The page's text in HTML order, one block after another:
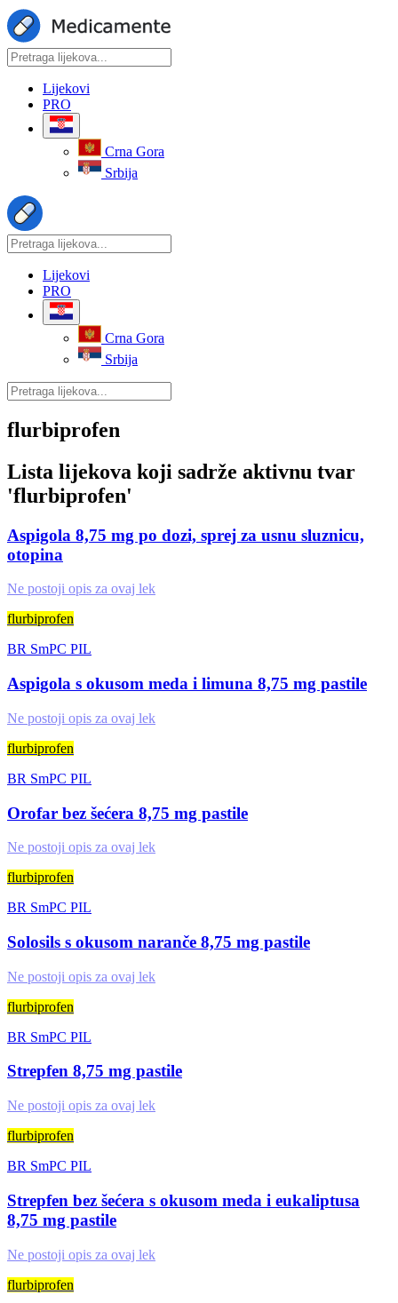
Lijekovi
PRO
Crna Gora
Srbija
Lijekovi
PRO
Crna Gora
Srbija
flurbiprofen
Lista lijekova koji sadrže aktivnu tvar
'flurbiprofen'
Aspigola 8,75 mg po dozi, sprej za usnu sluznicu,
otopina
Ne postoji opis za ovaj lek
flurbiprofen
BR SmPC PIL
Aspigola s okusom meda i limuna 8,75 mg pastile
Ne postoji opis za ovaj lek
flurbiprofen
BR SmPC PIL
Orofar bez šećera 8,75 mg pastile
Ne postoji opis za ovaj lek
flurbiprofen
BR SmPC PIL
Solosils s okusom naranče 8,75 mg pastile
Ne postoji opis za ovaj lek
flurbiprofen
BR SmPC PIL
Strepfen 8,75 mg pastile
Ne postoji opis za ovaj lek
flurbiprofen
BR SmPC PIL
Strepfen bez šećera s okusom meda i eukaliptusa
8,75 mg pastile
Ne postoji opis za ovaj lek
flurbiprofen